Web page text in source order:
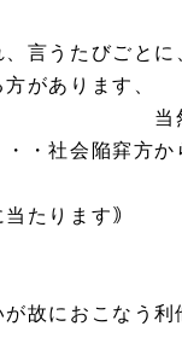
びごとに、
があります、
す、
・社会陥穽方か
たります｠
故におこなう利